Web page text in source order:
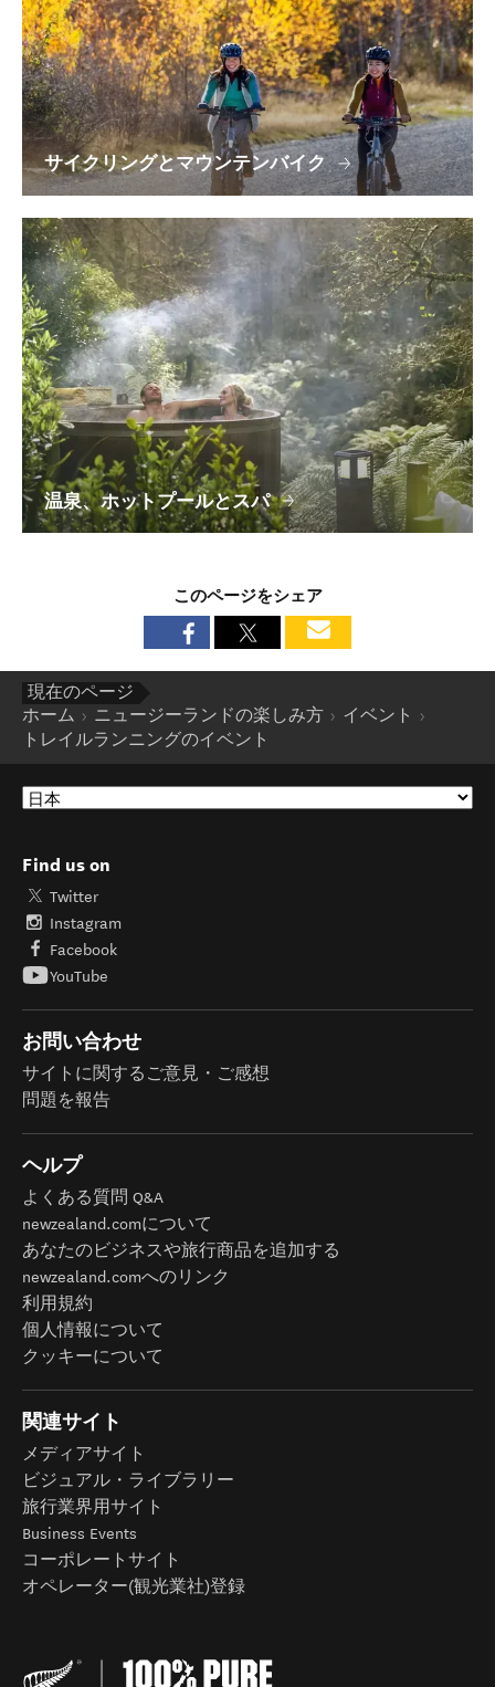
サイクリングとマウンテンバイク
温泉、ホットプールとスパ
このページをシェア
現在のページ
ホーム
ニュージーランドの楽しみ方
イベント
トレイルランニングのイベント
Find us on
Twitter
Instagram
Facebook
YouTube
お問い合わせ
サイトに関するご意見・ご感想
問題を報告
ヘルプ
よくある質問 Q&A
newzealand.comについて
あなたのビジネスや旅行商品を追加する
newzealand.comへのリンク
利用規約
個人情報について
クッキーについて
関連サイト
メディアサイト
ビジュアル・ライブラリー
旅行業界用サイト
Business Events
コーポレートサイト
オペレーター(観光業社)登録